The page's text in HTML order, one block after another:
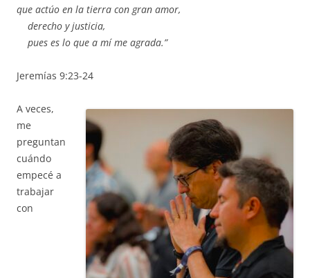
que actúo en la tierra con gran amor,
derecho y justicia,
pues es lo que a mí me agrada.”
Jeremías 9:23-24
A veces,
me
preguntan
cuándo
empecé a
trabajar
con